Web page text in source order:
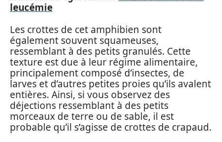
leucémie
Les crottes de cet amphibien sont
également souvent squameuses,
ressemblant à des petits granulés. Cette
texture est due à leur régime alimentaire,
principalement composé d’insectes, de
larves et d’autres petites proies qu’ils avalent
entières. Ainsi, si vous observez des
déjections ressemblant à des petits
morceaux de terre ou de sable, il est
probable qu’il s’agisse de crottes de crapaud.